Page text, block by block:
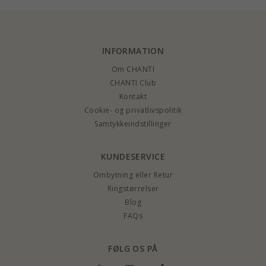
INFORMATION
Om CHANTI
CHANTI Club
Kontakt
Cookie- og privatlivspolitik
Samtykkeindstillinger
KUNDESERVICE
Ombytning eller Retur
Ringstørrelser
Blog
FAQs
FØLG OS PÅ